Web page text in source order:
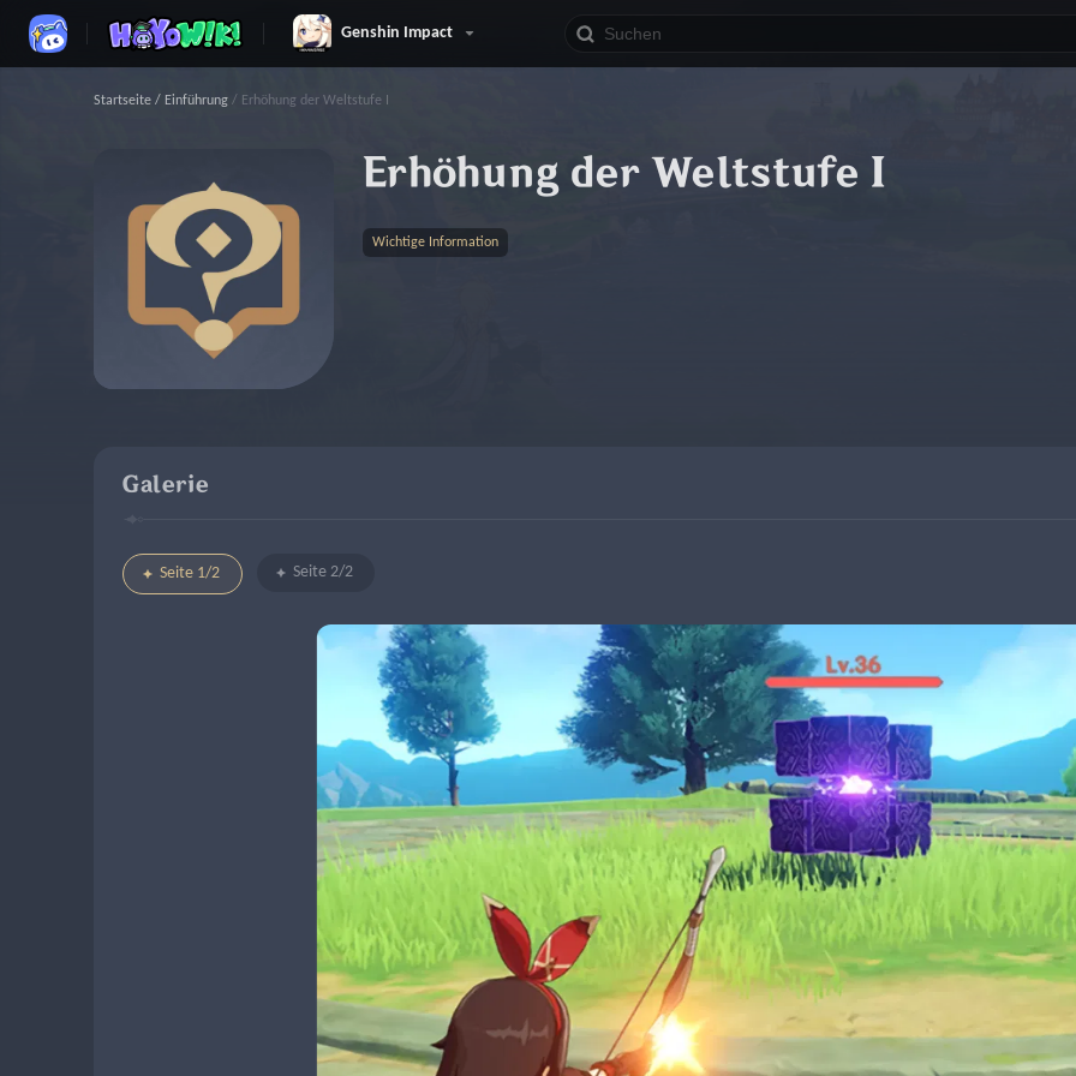
Genshin Impact
Startseite / Einführung / Erhöhung der Weltstufe I
Erhöhung der Weltstufe I
Wichtige Information
Galerie
Seite 1/2 Seite 2/2